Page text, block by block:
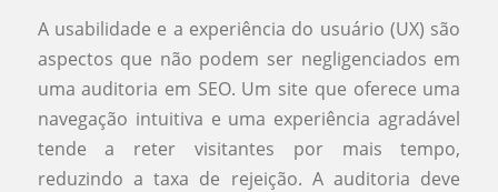
A usabilidade e a experiência do usuário (UX) são
aspectos que não podem ser negligenciados em
uma auditoria em SEO. Um site que oferece uma
navegação intuitiva e uma experiência agradável
tende a reter visitantes por mais tempo,
reduzindo a taxa de rejeição. A auditoria deve